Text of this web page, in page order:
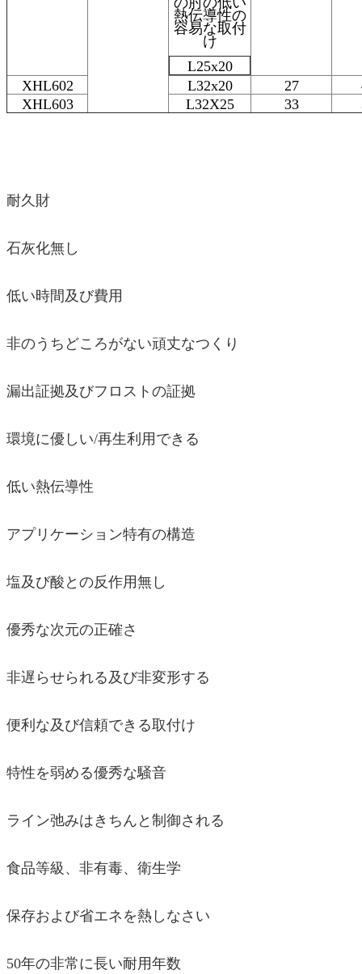
L25x20
XHL602 L32x20 27
XHL603
L32X25 33
耐久財
石灰化無し
低い時間及び費用
非のうちどころがない頑丈なつくり
漏出証拠及びフロストの証拠
環境に優しい/再生利用できる
低い熱伝導性
アプリケーション特有の構造
塩及び酸との反作用無し
優秀な次元の正確さ
非遅らせられる及び非変形する
便利な及び信頼できる取付け
特性を弱める優秀な騒音
ライン弛みはきちんと制御される
食品等級、非有毒、衛生学
保存および省エネを熱しなさい
50年の非常に長い耐用年数